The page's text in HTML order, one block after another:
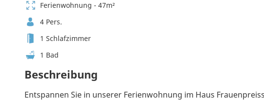
Ferienwohnung - 47m²
4 Pers.
1 Schlafzimmer
1 Bad
Beschreibung
Entspannen Sie in unserer Ferienwohnung im Haus